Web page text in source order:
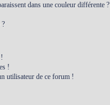
dans une couleur différente ?
?
!
utilisateur de ce forum !